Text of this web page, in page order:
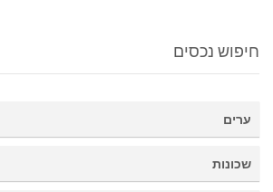
חיפוש נכסים
ערים
שכונות